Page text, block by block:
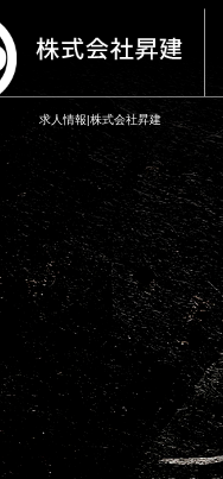
求人情報|株式会社昇建